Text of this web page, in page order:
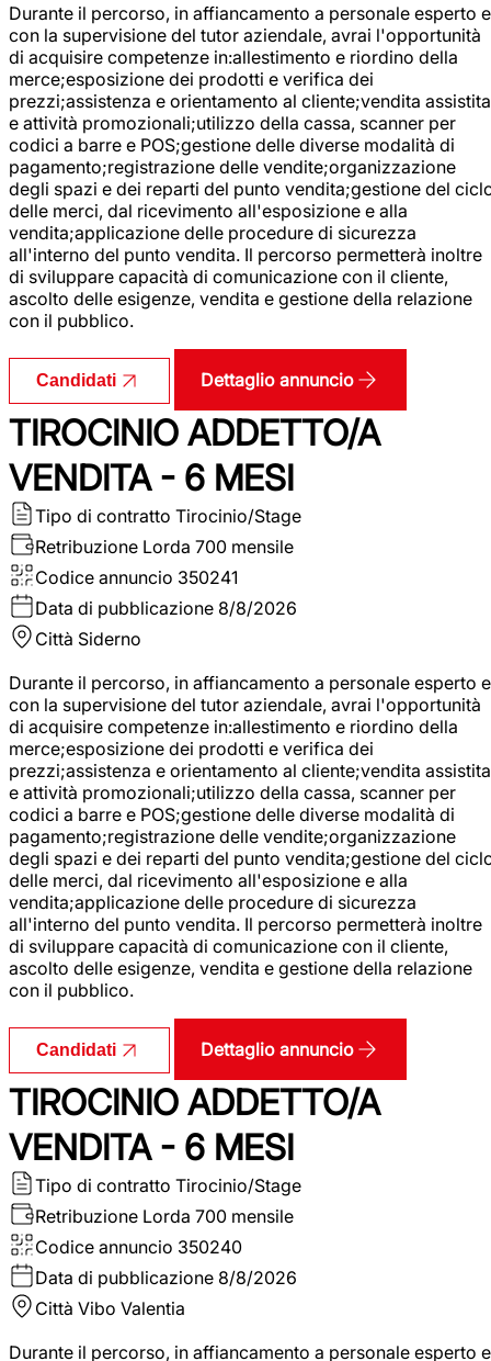
Durante il percorso, in affiancamento a personale esperto e
con la supervisione del tutor aziendale, avrai l'opportunità
di acquisire competenze in:allestimento e riordino della
merce;esposizione dei prodotti e verifica dei
prezzi;assistenza e orientamento al cliente;vendita assistita
e attività promozionali;utilizzo della cassa, scanner per
codici a barre e POS;gestione delle diverse modalità di
pagamento;registrazione delle vendite;organizzazione
degli spazi e dei reparti del punto vendita;gestione del
delle merci, dal ricevimento all'esposizione e alla
vendita;applicazione delle procedure di sicurezza
all'interno del punto vendita. Il percorso permetterà inoltre
di sviluppare capacità di comunicazione con il cliente,
ascolto delle esigenze, vendita e gestione della relazione
con il pubblico.
Candidati Dettaglio annuncio
TIROCINIO ADDETTO/A
VENDITA - 6 MESI
Tipo di contratto Tirocinio/Stage
Retribuzione Lorda 700 mensile
Codice annuncio 350241
Data di pubblicazione 8/8/2026
Città Siderno
Durante il percorso, in affiancamento a personale esperto e
con la supervisione del tutor aziendale, avrai l'opportunità
di acquisire competenze in:allestimento e riordino della
merce;esposizione dei prodotti e verifica dei
prezzi;assistenza e orientamento al cliente;vendita assistita
e attività promozionali;utilizzo della cassa, scanner per
codici a barre e POS;gestione delle diverse modalità di
pagamento;registrazione delle vendite;organizzazione
degli spazi e dei reparti del punto vendita;gestione del
delle merci, dal ricevimento all'esposizione e alla
vendita;applicazione delle procedure di sicurezza
all'interno del punto vendita. Il percorso permetterà inoltre
di sviluppare capacità di comunicazione con il cliente,
ascolto delle esigenze, vendita e gestione della relazione
con il pubblico.
Candidati Dettaglio annuncio
TIROCINIO ADDETTO/A
VENDITA - 6 MESI
Tipo di contratto Tirocinio/Stage
Retribuzione Lorda 700 mensile
Codice annuncio 350240
Data di pubblicazione 8/8/2026
Città Vibo Valentia
Durante il percorso, in affiancamento a personale esperto e